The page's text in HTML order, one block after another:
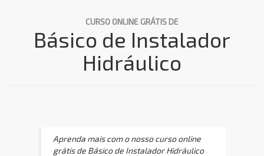
CURSO ONLINE GRÁTIS DE
Básico de Instalador
Hidráulico
Aprenda mais com o nosso curso online
grátis de Básico de Instalador Hidráulico